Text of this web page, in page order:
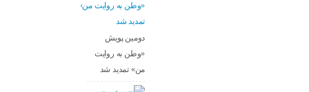
دومین پویش
«وطن به روایت
من» تمدید شد